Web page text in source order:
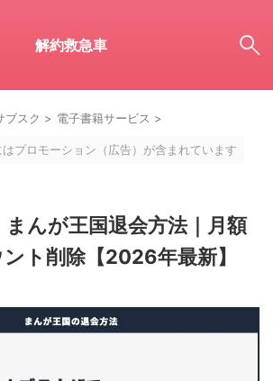
解約救急車
ブスク > 電子書籍サービス >
プロモーション（広告）が含まれています
まんが王国退会方法｜月額
ト削除【2026年最新】